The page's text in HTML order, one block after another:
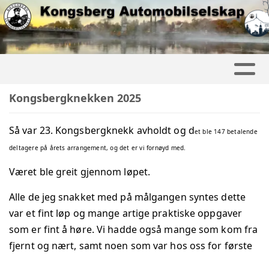
Kongsbergknekken 2025
Så var 23. Kongsbergknekk avholdt og det ble 147 betalende
deltagere på årets arrangement, og det er vi fornøyd med.
Været ble greit gjennom løpet.
Alle de jeg snakket med på målgangen syntes dette
var et fint løp og mange artige praktiske oppgaver
som er fint å høre. Vi hadde også mange som kom fra
fjernt og nært, samt noen som var hos oss for første